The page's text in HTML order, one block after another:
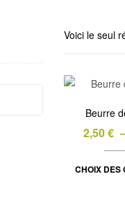
Voici le seul
Beurre
2,50€
CHOIX DES